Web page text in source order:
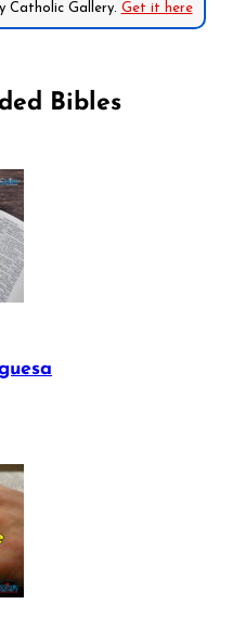
Catholic Gallery. Get it here
Bibles